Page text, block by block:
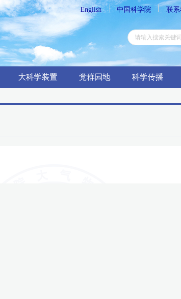
English 中国科学院 联系
大科学装置 党群园地 科学传播